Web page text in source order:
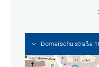
Domerschulstraße